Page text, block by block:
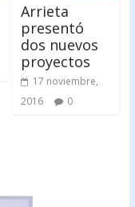
Arrieta
presentó
dos nuevos
proyectos
17 noviembre,
2016
0